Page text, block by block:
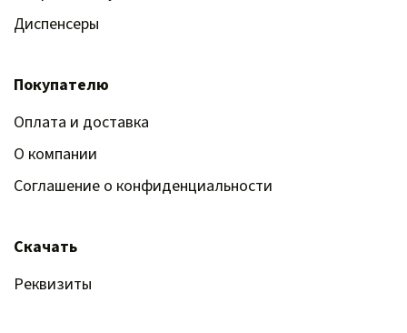
Диспенсеры
Покупателю
Оплата и доставка
О компании
Соглашение о конфиденциальности
Скачать
Реквизиты